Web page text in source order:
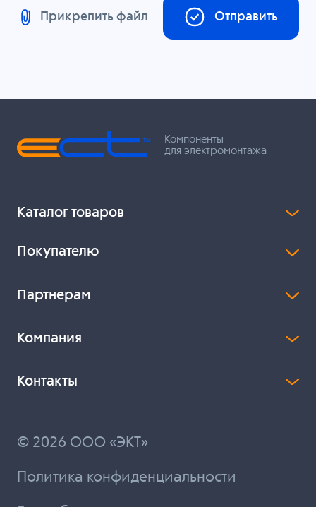
Прикрепить файл Отправить
Компоненты
для электромонтажа
Каталог товаров
Покупателю
Партнерам
Компания
Контакты
© 2026 ООО «ЭКТ»
Политика конфиденциальности